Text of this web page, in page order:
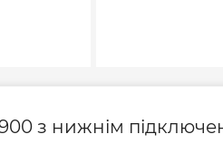
Тип
з нижнім